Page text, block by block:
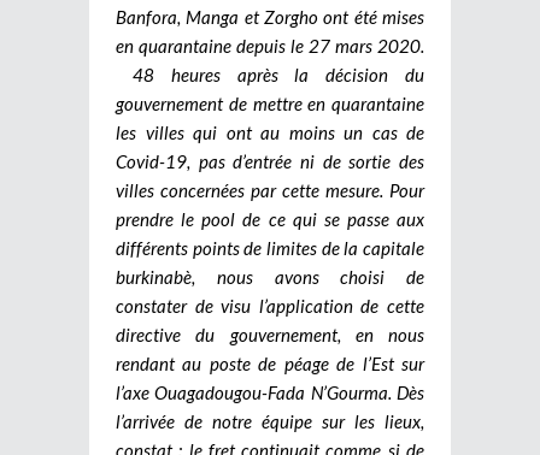
Banfora, Manga et Zorgho ont été mises
en quarantaine depuis le 27 mars 2020.
48 heures après la décision du
gouvernement de mettre en quarantaine
les villes qui ont au moins un cas de
Covid-19, pas d’entrée ni de sortie des
villes concernées par cette mesure. Pour
prendre le pool de ce qui se passe aux
différents points de limites de la capitale
burkinabè, nous avons choisi de
constater de visu l’application de cette
directive du gouvernement, en nous
rendant au poste de péage de l’Est sur
l’axe Ouagadougou-Fada N’Gourma. Dès
l’arrivée de notre équipe sur les lieux,
constat : le fret continuait comme si de